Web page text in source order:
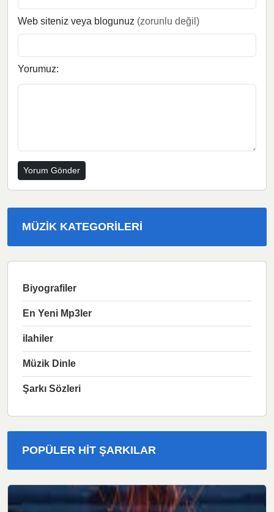
Web siteniz veya blogunuz (zorunlu değil)
Yorumuz:
MÜZIK KATEGORILERI
Biyografiler
En Yeni Mp3ler
ilahiler
Müzik Dinle
Şarkı Sözleri
POPÜLER HIT ŞARKILAR